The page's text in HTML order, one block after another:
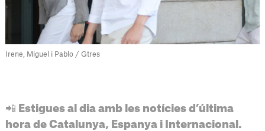
Irene, Miguel i Pablo / Gtres
📲 Estigues al dia amb les notícies d’última
hora de Catalunya, Espanya i Internacional.